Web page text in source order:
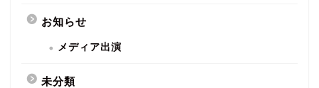
お知らせ
メディア出演
未分類